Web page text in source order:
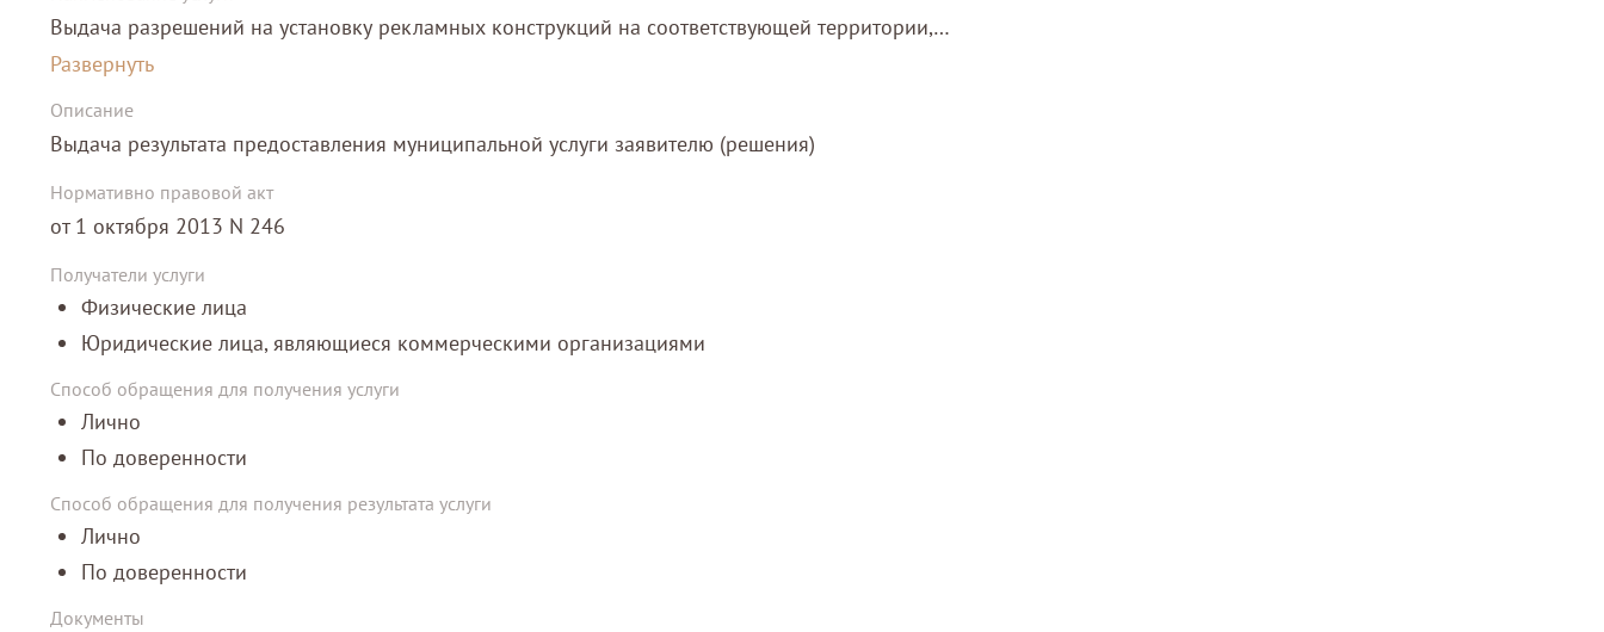
Выдача разрешений на установку рекламных конструкций на соответствующей территории,
аннулирование таких разрешений
Развернуть
Описание
Выдача результата предоставления муниципальной услуги заявителю (решения)
Нормативно правовой акт
от 1 октября 2013 N 246
Получатели услуги
Физические лица
Юридические лица, являющиеся коммерческими организациями
Способ обращения для получения услуги
Лично
По доверенности
Способ обращения для получения результата услуги
Лично
По доверенности
Документы